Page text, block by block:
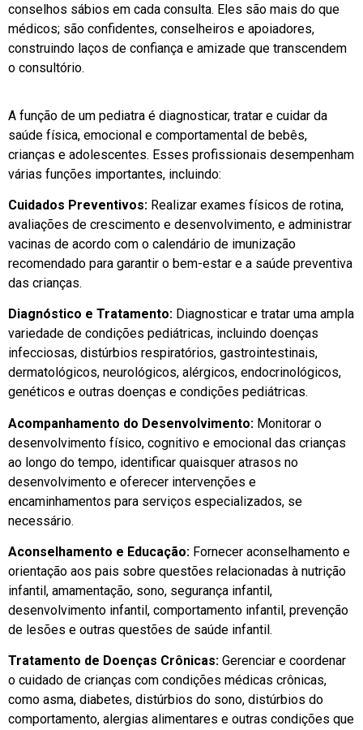
conselhos sábios em cada consulta. Eles são mais do que
médicos; são confidentes, conselheiros e apoiadores,
construindo laços de confiança e amizade que transcendem
o consultório.
A função de um pediatra é diagnosticar, tratar e cuidar da
saúde física, emocional e comportamental de bebês,
crianças e adolescentes. Esses profissionais desempenham
várias funções importantes, incluindo:
Cuidados Preventivos: Realizar exames físicos de rotina,
avaliações de crescimento e desenvolvimento, e administrar
vacinas de acordo com o calendário de imunização
recomendado para garantir o bem-estar e a saúde preventiva
das crianças.
Diagnóstico e Tratamento: Diagnosticar e tratar uma ampla
variedade de condições pediátricas, incluindo doenças
infecciosas, distúrbios respiratórios, gastrointestinais,
dermatológicos, neurológicos, alérgicos, endocrinológicos,
genéticos e outras doenças e condições pediátricas.
Acompanhamento do Desenvolvimento: Monitorar o
desenvolvimento físico, cognitivo e emocional das crianças
ao longo do tempo, identificar quaisquer atrasos no
desenvolvimento e oferecer intervenções e
encaminhamentos para serviços especializados, se
necessário.
Aconselhamento e Educação: Fornecer aconselhamento e
orientação aos pais sobre questões relacionadas à nutrição
infantil, amamentação, sono, segurança infantil,
desenvolvimento infantil, comportamento infantil, prevenção
de lesões e outras questões de saúde infantil.
Tratamento de Doenças Crônicas: Gerenciar e coordenar
o cuidado de crianças com condições médicas crônicas,
como asma, diabetes, distúrbios do sono, distúrbios do
comportamento, alergias alimentares e outras condições que